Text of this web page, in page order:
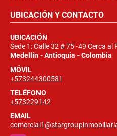
UBICACIÓN Y CONTACTO
UBICACIÓN
Sede 1: Calle 32 # 75 -49 Cerca al
Medellín - Antioquia - Colombia
MÓVIL
+573244300581
TELÉFONO
+573229142
EMAIL